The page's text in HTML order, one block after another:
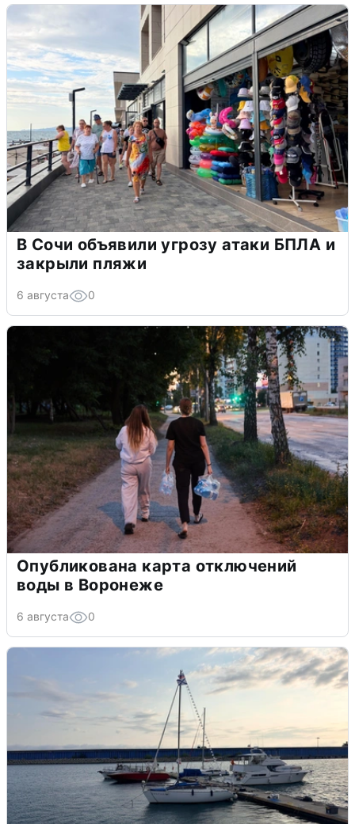
В Сочи объявили угрозу атаки БПЛА и
закрыли пляжи
6 августа 0
Опубликована карта отключений
воды в Воронеже
6 августа 0